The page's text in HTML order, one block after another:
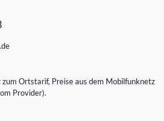
Ortstarif, Preise aus dem Mobilfunknetz
Provider).